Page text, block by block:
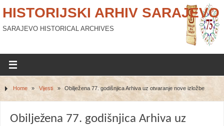
HISTORIJSKI ARHIV SARAJEVO
SARAJEVO HISTORICAL ARCHIVES
Home » Vijesti » Obilježena 77. godišnjica Arhiva uz otvaranje nove izložbe
Obilježena 77. godišnjica Arhiva uz